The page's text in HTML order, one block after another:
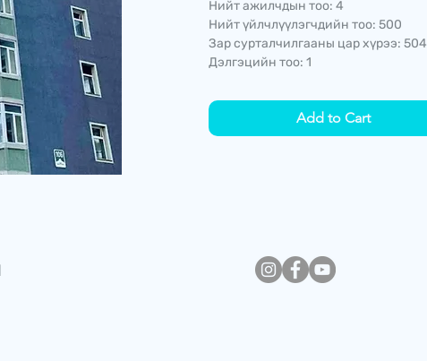
Нийт ажилчдын тоо: 4
Нийт үйлчлүүлэгчдийн тоо: 500
Зар сурталчилгааны цар хүрээ: 504
Дэлгэцийн тоо: 1
Add to Cart